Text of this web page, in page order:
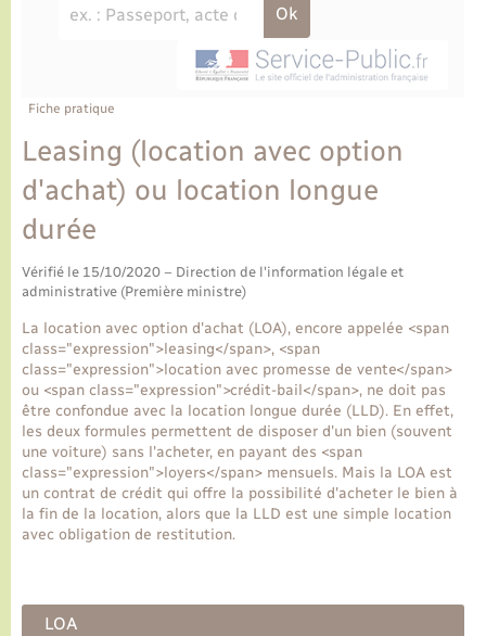
Bulletins d'informations communales
Le personnel municipal
Comment venir à Lyons-la-Forêt
Plan interactif
Présentation de la commune
Histoire et patrimoine
L’intercommunalité
Permis de détention de chien
Social
CIDFF
Etat-civil - Papiers - Citoyenneté
Logement - Urbanisme
Loisirs
Marchés de Lyons-la-Forêt
Nouvel habitant
Numérique et services - accompagnement
Organisation d’événement
Seniors
Transports
Transports scolaires
Voirie et espace public
Travaux - Autorisation d’occupation de l’espace
Fiche pratique
Leasing (location avec option
d'achat) ou location longue
durée
Vérifié le 15/10/2020 – Direction de l'information légale et
administrative (Première ministre)
La location avec option d'achat (LOA), encore appelée <span
class="expression">leasing</span>, <span
class="expression">location avec promesse de vente</span>
ou <span class="expression">crédit-bail</span>, ne doit pas
être confondue avec la location longue durée (LLD). En effet,
les deux formules permettent de disposer d'un bien (souvent
une voiture) sans l'acheter, en payant des <span
class="expression">loyers</span> mensuels. Mais la LOA est
un contrat de crédit qui offre la possibilité d'acheter le bien à
la fin de la location, alors que la LLD est une simple location
avec obligation de restitution.
LOA